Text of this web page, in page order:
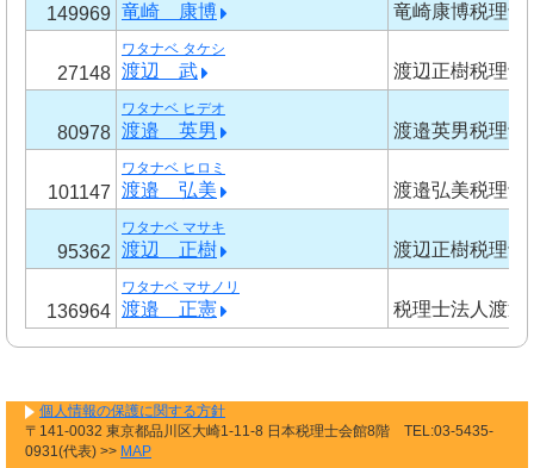
149969 竜崎 康博 竜崎康博税理士
27148
ワタナベ タケシ
渡辺 武 渡辺正樹税理士
80978
ワタナベ ヒデオ
渡邉 英男 渡邉英男税理士
101147
ワタナベ ヒロミ
渡邉 弘美 渡邉弘美税理士
95362
ワタナベ マサキ
渡辺 正樹 渡辺正樹税理士
136964
ワタナベ マサノリ
渡邉 正憲 税理士法人渡辺
個人情報の保護に関する方針
〒141-0032 東京都品川区大崎1-11-8 日本税理士会館8階 TEL:03-5435-
0931(代表) >> MAP